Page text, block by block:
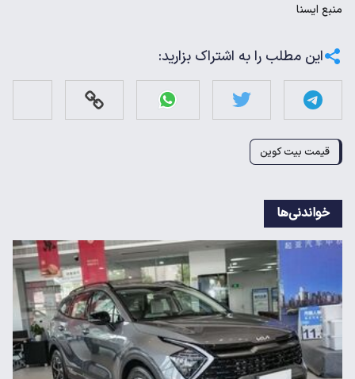
منبع ايسنا
این مطلب را به اشتراک بزارید:
قیمت بیت کوین
خواندنی‌ها